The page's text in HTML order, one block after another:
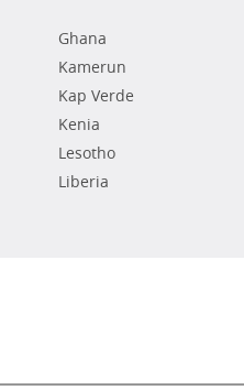
Ghana
Kamerun
Kap Verde
Kenia
Lesotho
Liberia